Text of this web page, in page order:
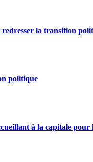
redresser la transition
politique
à la capitale pour